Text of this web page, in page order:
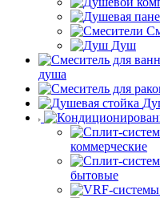
Душ
душа
коммерческие
бытовые